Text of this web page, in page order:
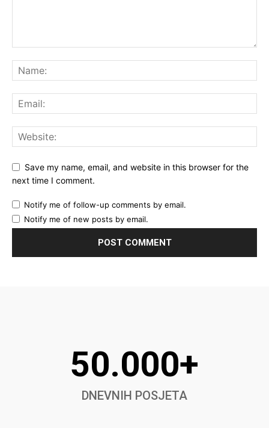
Save my name, email, and website in this browser for the
next time I comment.
Notify me of follow-up comments by email.
Notify me of new posts by email.
50.000+
DNEVNIH POSJETA